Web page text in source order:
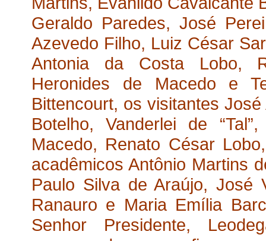
Geraldo Paredes, José
Azevedo Filho, Luiz César
Antonia da Costa Lobo,
Heronides de Macedo e
Bittencourt, os visitantes
Botelho, Vanderlei de
Macedo, Renato César
acadêmicos Antônio Martins
Paulo Silva de Araújo, José
Ranauro e Maria Emília
Senhor Presidente,